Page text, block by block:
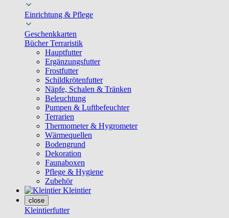
Einrichtung & Pflege
Geschenkkarten
Bücher Terraristik
Hauptfutter
Ergänzungsfutter
Frostfutter
Schildkrötenfutter
Näpfe, Schalen & Tränken
Beleuchtung
Pumpen & Luftbefeuchter
Terrarien
Thermometer & Hygrometer
Wärmequellen
Bodengrund
Dekoration
Faunaboxen
Pflege & Hygiene
Zubehör
Kleintier
close
Kleintierfutter